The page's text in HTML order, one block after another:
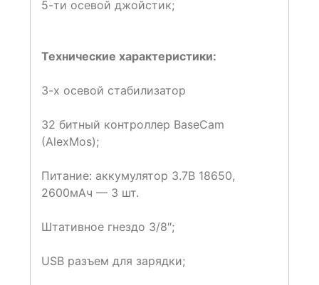
5-ти осевой джойстик;
Технические характеристики:
3-х осевой стабилизатор
32 битный контроллер BaseCam
(AlexMos);
Питание: аккумулятор 3.7В 18650,
2600мАч — 3 шт.
Штативное гнездо 3/8″;
USB разъем для зарядки;